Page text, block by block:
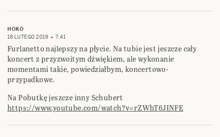
HOKO
18 LUTEGO 2019
7:41
Furlanetto najlepszy na płycie. Na tubie jest jeszcze cały
koncert z przyzwoitym dźwiękiem, ale wykonanie
momentami takie, powiedziałbym, koncertowo-
przypadkowe.
Na Pobutkę jeszcze inny Schubert
https://www.youtube.com/watch?v=rZWhT6JINFE